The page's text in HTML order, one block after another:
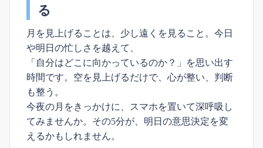
る
月を見上げることは、少し遠くを見ること。今日
や明日の忙しさを越えて、
「自分はどこに向かっているのか？」を思い出す
時間です。空を見上げるだけで、心が整い、判断
も整う。
今夜の月をきっかけに、スマホを置いて深呼吸し
てみませんか。その5分が、明日の意思決定を変
えるかもしれません。